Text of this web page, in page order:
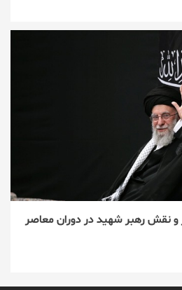
و نقش رهبر شهید در دوران معاصر